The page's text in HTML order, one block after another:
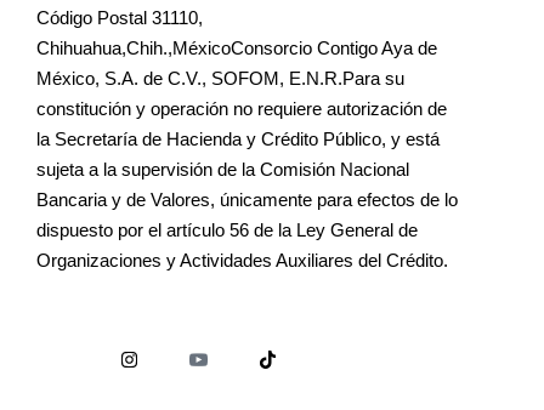
Código Postal 31110,
Chihuahua,Chih.,MéxicoConsorcio Contigo Aya de
México, S.A. de C.V., SOFOM, E.N.R.Para su
constitución y operación no requiere autorización de
la Secretaría de Hacienda y Crédito Público, y está
sujeta a la supervisión de la Comisión Nacional
Bancaria y de Valores, únicamente para efectos de lo
dispuesto por el artículo 56 de la Ley General de
Organizaciones y Actividades Auxiliares del Crédito.